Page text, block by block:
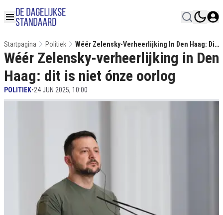
Startpagina Politiek
Wéér Zelensky-Verheerlijking In Den Haag: Dit
Is Niet Ónze Oorlog
Wéér Zelensky-verheerlijking in Den
Haag: dit is niet ónze oorlog
POLITIEK•24 JUN 2025, 10:00